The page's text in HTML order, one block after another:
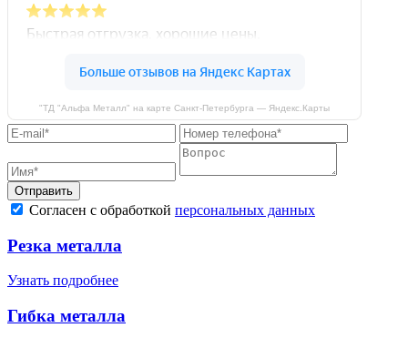
"ТД "Альфа Металл" на карте Санкт‑Петербурга — Яндекс.Карты
Отправить
Согласен с обработкой персональных данных
Резка металла
Узнать подробнее
Гибка металла